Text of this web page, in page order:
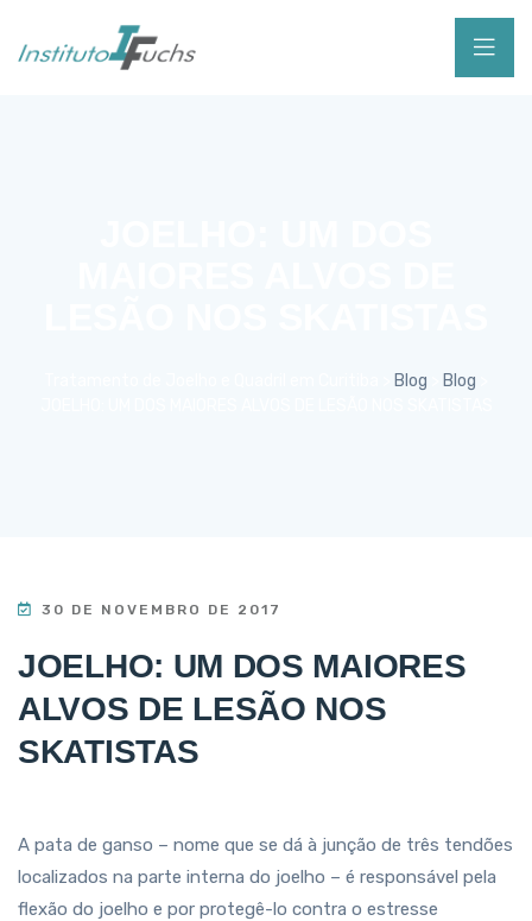
Blog Blog
30 DE NOVEMBRO DE 2017
JOELHO: UM DOS MAIORES
ALVOS DE LESÃO NOS
SKATISTAS
A pata de ganso – nome que se dá à junção de três tendões
localizados na parte interna do joelho – é responsável pela
flexão do joelho e por protegê-lo contra o estresse